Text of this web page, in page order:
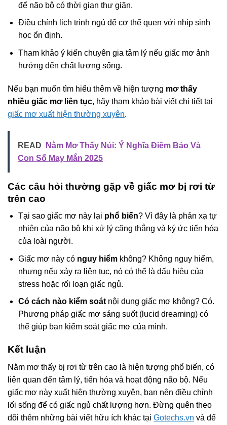
để não bộ có thời gian thư giãn.
Điều chỉnh lịch trình ngủ để cơ thể quen với nhịp sinh
học ổn định.
Tham khảo ý kiến chuyên gia tâm lý nếu giấc mơ ảnh
hưởng đến chất lượng sống.
Nếu bạn muốn tìm hiểu thêm về hiện tượng mơ thấy
nhiều giấc mơ liên tục, hãy tham khảo bài viết chi tiết tại
giấc mơ xuất hiện thường xuyên.
READ
Nằm Mơ Thấy Núi: Ý Nghĩa Điềm Báo Và
Con Số May Mắn 2025
Các câu hỏi thường gặp về giấc mơ bị rơi từ
trên cao
Tại sao giấc mơ này lại phổ biến? Vì đây là phản xạ tự
nhiên của não bộ khi xử lý căng thẳng và ký ức tiến hóa
của loài người.
Giấc mơ này có nguy hiểmkhông? Không nguy hiểm,
nhưng nếu xảy ra liên tục, nó có thể là dấu hiệu của
stress hoặc rối loạn giấc ngủ.
Có cách nào kiểm soátnội dung giấc mơ không? Có.
Phương pháp giấc mơ sáng suốt (lucid dreaming) có
thể giúp bạn kiểm soát giấc mơ của mình.
Kết luận
Nằm mơ thấy bị rơi từ trên cao là hiện tượng phổ biến, có
liên quan đến tâm lý, tiến hóa và hoạt động não bộ. Nếu
giấc mơ này xuất hiện thường xuyên, bạn nên điều chỉnh
lối sống để có giấc ngủ chất lượng hơn. Đừng quên theo
dõi thêm những bài viết hữu ích khác tại Gotechs.vn và để